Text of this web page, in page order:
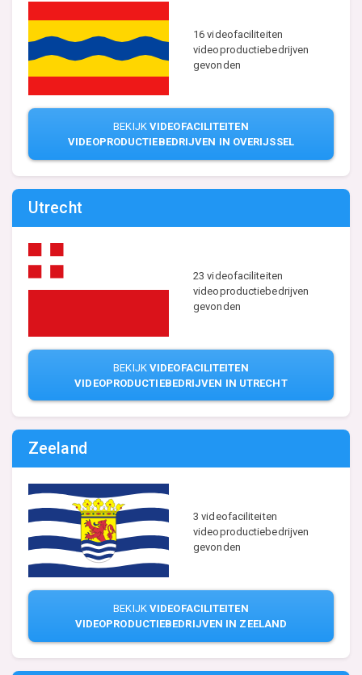
16 videofaciliteiten
videoproductiebedrijven
gevonden
BEKIJK VIDEOFACILITEITEN
VIDEOPRODUCTIEBEDRIJVEN IN OVERIJSSEL
Utrecht
23 videofaciliteiten
videoproductiebedrijven
gevonden
BEKIJK VIDEOFACILITEITEN
VIDEOPRODUCTIEBEDRIJVEN IN UTRECHT
Zeeland
3 videofaciliteiten
videoproductiebedrijven
gevonden
BEKIJK VIDEOFACILITEITEN
VIDEOPRODUCTIEBEDRIJVEN IN ZEELAND